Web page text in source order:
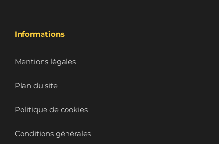
Informations
Mentions légales
Plan du site
Politique de cookies
Conditions générales